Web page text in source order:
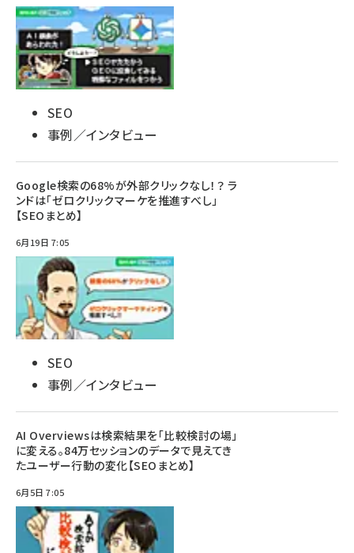
SEO
事例／インタビュー
Google検索の68%が外部クリックなし！？ ラ
ンドは「ゼロクリックマーケを推進すべし」
【SEOまとめ】
6月19日 7:05
SEO
事例／インタビュー
AI Overviewsは検索結果を「比較検討の場」
に変える。84万セッションのデータで見えてき
たユーザー行動の変化【SEOまとめ】
6月5日 7:05